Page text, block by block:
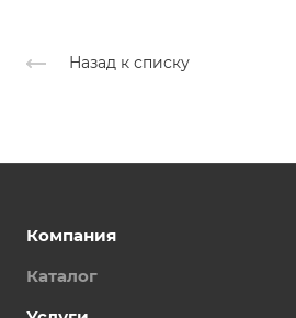
Назад к списку
Компания
Каталог